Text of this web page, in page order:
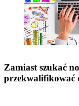
Zamiast szukać
przekwalifikować